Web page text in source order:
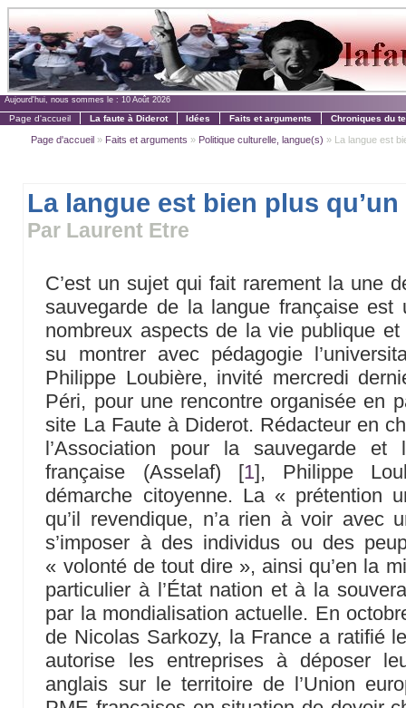
Aujourd'hui, nous sommes le : 10 Août 2026
Page d'accueil La faute à Diderot Idées Faits et arguments Chroniques du
Page d'accueil » Faits et arguments » Politique culturelle, langue(s) » La langue est
La langue est bien plus
Par Laurent Etre
C’est un sujet qui fait rarement la une
sauvegarde de la langue française
nombreux aspects de la vie publique et
su montrer avec pédagogie
Philippe Loubière, invité mercredi
Péri, pour une rencontre organisée en
site La Faute à Diderot. Rédacteur en
l’Association pour la sauvegarde et
française (Asselaf) [1], Philippe
démarche citoyenne. La « prétention
qu’il revendique, n’a rien à voir avec
s’imposer à des individus ou des
« volonté de tout dire », ainsi qu’en la
particulier à l’État nation et à la
par la mondialisation actuelle. En
de Nicolas Sarkozy, la France a ratifié
autorise les entreprises à déposer
anglais sur le territoire de l’Union